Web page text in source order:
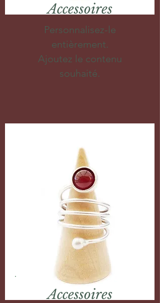
Accessoires
Personnalisez-le
entièrement.
Ajoutez le contenu
souhaité.
Accessoires